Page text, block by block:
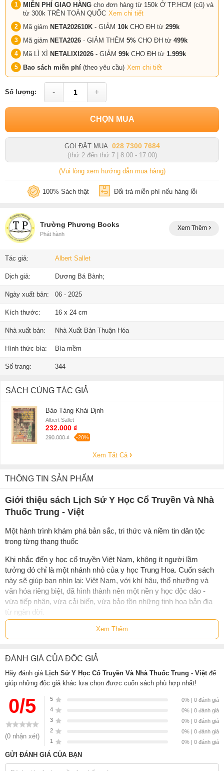
MIỄN PHÍ GIAO HÀNG cho đơn hàng từ 150k Ở TP.HCM (cũ) và
từ 300k TRÊN TOÀN QUỐC Xem chi tiết
Mã giảm NETA202610K - GIẢM 10k CHO ĐH từ 299k
Mã giảm NETA2026 - GIẢM THÊM 5% CHO ĐH từ 499k
Mã LÌ XÌ NETALIXI2026 - GIẢM 99k CHO ĐH từ 1.999k
Bao sách miễn phí (theo yêu cầu) Xem chi tiết
Số lượng: - +
CHỌN MUA
GỌI ĐẶT MUA: 028 7300 7684
(thứ 2 đến thứ 7 | 8:00 - 17:00)
(Vui lòng xem hướng dẫn mua hàng)
100% Sách thật Đổi trả miễn phí nếu hàng lỗi
Trường Phương Books
Phát hành
Xem Thêm
Tác giả: Albert Sallet
Dịch giả: Dương Bá Bành;
Ngày xuất bản: 06 - 2025
Kích thước: 16 x 24 cm
Nhà xuất bản: Nhà Xuất Bản Thuận Hóa
Hình thức bìa: Bìa mềm
Số trang: 344
SÁCH CÙNG TÁC GIẢ
Bảo Tàng Khải Định
Albert Sallet
232.000 ₫
290.000 ₫ -20%
Xem Tất Cả
THÔNG TIN SẢN PHẨM
Giới thiệu sách Lịch Sử Y Học Cổ Truyền Và Nhà
Thuốc Trung - Việt
Một hành trình khám phá bản sắc, tri thức và niềm tin dân tộc
trong từng thang thuốc
Khi nhắc đến y học cổ truyền Việt Nam, không ít người lầm
tưởng đó chỉ là một nhánh nhỏ của y học Trung Hoa. Cuốn sách
này sẽ giúp bạn nhìn lại: Việt Nam, với khí hậu, thổ nhưỡng và
văn hóa riêng biệt, đã hình thành nên một nền y học độc đáo -
vừa tiếp nhận, vừa cải biến, vừa bảo tồn những tinh hoa bản địa
từ ngàn đời.
“Lịch sử Y học Cổ truyền và Nhà thuốc Trung - Việt”
thuần là một khảo cứu học thuật. Đây là hành trình sống động tái
song trên đất Việt: Thuốc Bắc - Hán dược du nhập từ phương
Bắc, và Thuốc Nam - thảo dược bản địa gắn liền với đời sống
người Việt. Qua từng trang sách, hiện lên hình ảnh những lương
những cao đơn hoàn tán họ tự bào chế - giản dị mà hiệu nghiệm.
Cuốn sách cũng đưa độc giả đến thời điểm Đông - Tây y gặp gỡ,
khi y học châu Âu du nhập và thúc đẩy một giai đoạn chuyển
mình mạnh mẽ. Y học cổ truyền không mai một mà tiếp tục phát
triển, thích nghi, làm giàu thêm kho tàng trị liệu của dân tộc.
Xem Thêm
ĐÁNH GIÁ CỦA ĐỘC GIẢ
Hãy đánh giá Lịch Sử Y Học Cổ Truyền Và Nhà Thuốc Trung - Việt để
giúp những độc giả khác lựa chọn được cuốn sách phù hợp nhất!
0/5
(0 nhận xét)
5
0% | 0 đánh giá
4
0% | 0 đánh giá
3
0% | 0 đánh giá
2
0% | 0 đánh giá
1
0% | 0 đánh giá
GỬI ĐÁNH GIÁ CỦA BẠN